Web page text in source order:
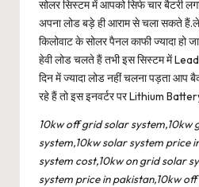
सोलर सिस्टम में आपको सिर्फ चार बैटरी
अपना लोड बड़े ही आराम से चला सकते
किलोवाट के सोलर पैनल काफी ज्यादा हो
हेवी लोड चलते हैं तभी इस सिस्टम में
दिन में ज्यादा लोड नहीं चलना पड़ता
रहे हैं तो इस इनवर्टर पर Lithium
10kw off grid solar system,10kw
system,10kw solar system price
system cost,10kw on grid solar
system price in pakistan,10kw